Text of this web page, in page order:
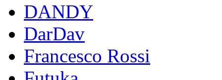
DANDY
DarDav
Francesco Rossi